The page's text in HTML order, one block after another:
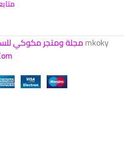
mkokyمجلة ومتجر مكوكي